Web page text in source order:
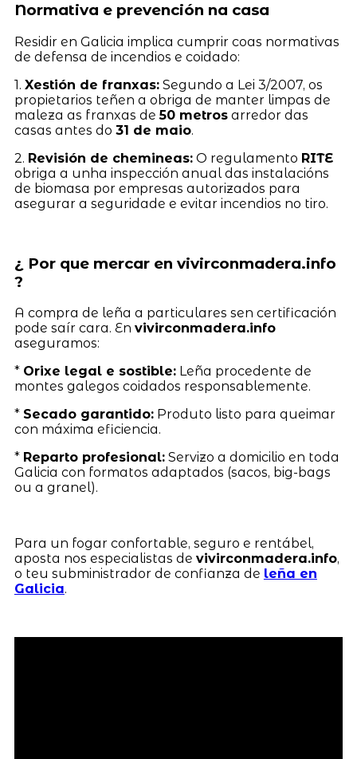
Normativa e prevención na casa
Residir en Galicia implica cumprir coas normativas
de defensa de incendios e coidado:
1. Xestión de franxas:Segundo a Lei 3/2007, os
propietarios teñen a obriga de manter limpas de
maleza as franxas de50 metrosarredor das
casas antes do 31 de maio.
2. Revisión de chemineas:O regulamento RITE
obriga a unha inspección anual das instalacións
de biomasa por empresas autorizados para
asegurar a seguridade e evitar incendios no tiro.
¿ Por que mercar en vivirconmadera.info
?
A compra de leña a particulares sen certificación
pode saír cara. En vivirconmadera.info
aseguramos:
* Orixe legal e sostible:Leña procedente de
montes galegos coidados responsablemente.
* Secado garantido:Produto listo para queimar
con máxima eficiencia.
* Reparto profesional:Servizo a domicilio en toda
Galicia con formatos adaptados (sacos, big-bags
ou a granel).
Para un fogar confortable, seguro e rentábel,
aposta nos especialistas de vivirconmadera.info,
o teu subministrador de confianza de leña en
Galicia.